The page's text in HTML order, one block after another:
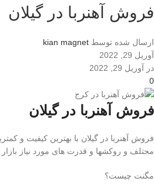
فروش آهنربا در گیلان
ارسال شده توسط kian magnet
آوریل 29, 2022
در آوریل 29, 2022
0
فروش آهنربا در گیلان
فروش آهنربا در گیلان با بهترین کیفیت و
محتلف و روکشها و قدرت های مورد نیاز
مگنت چیست؟